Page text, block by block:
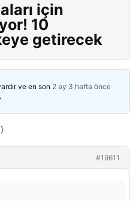
için
10
getirecek
ve en son 2 ay 3 hafta önce
#19611